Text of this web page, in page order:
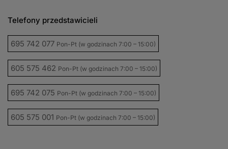
Telefony przedstawicieli
695 742 077 Pon-Pt (w godzinach 7:00 – 15:00)
605 575 462 Pon-Pt (w godzinach 7:00 – 15:00)
695 742 075 Pon-Pt (w godzinach 7:00 – 15:00)
605 575 001 Pon-Pt (w godzinach 7:00 – 15:00)